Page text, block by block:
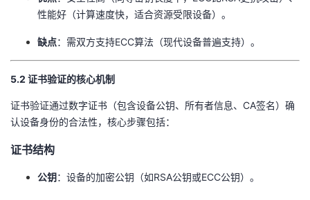
性能好（计算速度快，适合资源受限设备）。
​缺点​​：需双方支持ECC算法（现代设备普遍支持）。
​5.2 证书验证的核心机制​
证书验证通过数字证书（包含设备公钥、所有者信息、CA签名）确
认设备身份的合法性，核心步骤包括：
​证书结构​
​公钥​​：设备的加密公钥（如RSA公钥或ECC公钥）。